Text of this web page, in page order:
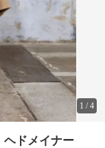
1 /4
ヘドメイナー